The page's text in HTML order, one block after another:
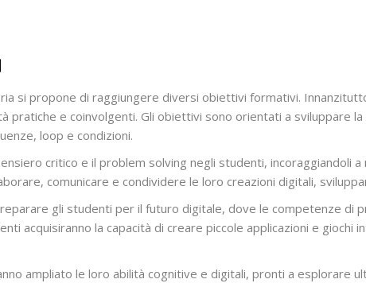
si propone di raggiungere diversi obiettivi formativi.
e coinvolgenti. Gli obiettivi sono orientati a sviluppare
loop e condizioni.
critico e il problem solving negli studenti, incoraggiandoli
comunicare e condividere le loro creazioni digitali,
gli studenti per il futuro digitale, dove le competenze di
acquisiranno la capacità di creare piccole applicazioni e giochi
ampliato le loro abilità cognitive e digitali, pronti a esplorare